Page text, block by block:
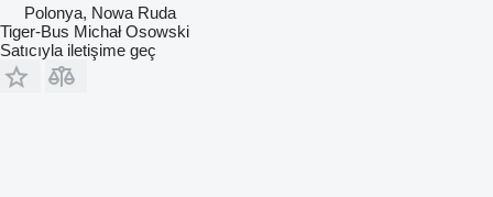
Polonya, Nowa Ruda
Tiger-Bus Michał Osowski
Satıcıyla iletişime geç